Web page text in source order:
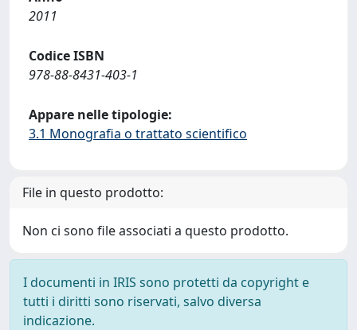
2011
Codice ISBN
978-88-8431-403-1
Appare nelle tipologie:
3.1 Monografia o trattato scientifico
File in questo prodotto:
Non ci sono file associati a questo prodotto.
I documenti in IRIS sono protetti da copyright e
tutti i diritti sono riservati, salvo diversa
indicazione.